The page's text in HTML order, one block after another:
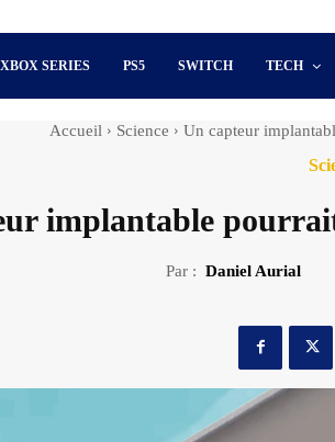
XBOX SERIES PS5 SWITCH TECH
Accueil Science Un capteur
implantable
Par : Daniel Aurial